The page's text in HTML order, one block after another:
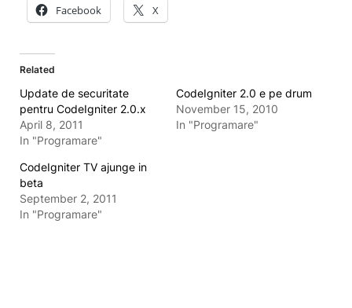
Facebook X
Related
Update de securitate
pentru CodeIgniter 2.0.x
April 8, 2011
In "Programare"
CodeIgniter 2.0 e pe drum
November 15, 2010
In "Programare"
CodeIgniter TV ajunge in
beta
September 2, 2011
In "Programare"